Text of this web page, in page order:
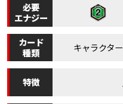
必要
エナジー
カード
種類
キャラクター
特徴